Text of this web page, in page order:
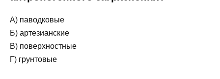
А) паводковые
Б) артезианские
В) поверхностные
Г) грунтовые